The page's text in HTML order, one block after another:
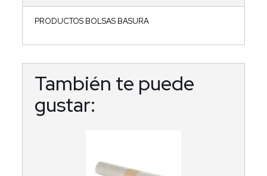
PRODUCTOS BOLSAS BASURA
También te puede
gustar: